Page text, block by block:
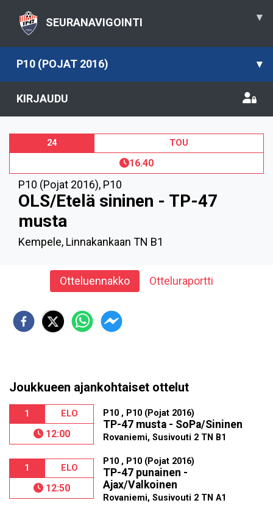
SEURANAVIGOINTI ▾
P10 (POJAT 2016) ▾
KIRJAUDU
24 TOU
16.40
P10 (Pojat 2016), P10
OLS/Etelä sininen - TP-47
musta
Kempele, Linnakankaan TN B1
Otteluennakko Otteluraportti
Joukkueen ajankohtaiset ottelut
1 ELO
12:00
P10 , P10 (Pojat 2016)
TP-47 musta - SoPa/Sininen
Rovaniemi, Susivouti 2 TN B1
1 ELO
12:50
P10 , P10 (Pojat 2016)
TP-47 punainen -
Ajax/Valkoinen
Rovaniemi, Susivouti 2 TN A1